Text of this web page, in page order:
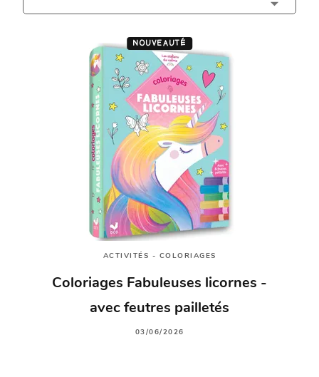
NOUVEAUTÉ
ACTIVITÉS - COLORIAGES
Coloriages Fabuleuses licornes -
avec feutres pailletés
03/06/2026